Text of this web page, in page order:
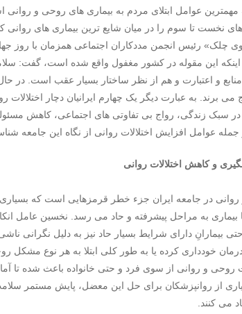
مهمترین عوامل ابتلای مردم به بیماری های روحی و
نخست تا سوم را در میان شایع ترین بیماری های روانی
چلک» رئیس انجمن مددکاران اجتماعی همزمان با روز
اینکه این مقوله در کشور مغفول واقع شده است، گفت:
می برند. به عبارت دیگر یک چهارم ایرانیان دچار اختلالات
سبک زندگی، رواج بی تفاوتی های اجتماعی، کاهش
جمله عوامل افزایش اختلالات روانی از نگاه این جامعه
و کاهش اختلالات روانی
در جامعه ایران جزء خطر قرمزهایی است که بسیاری
بیماری به مراحل پیشرفته و حاد می رسد. نخسین عامل
بیمارانِ دارای شرایط بسیار حاد نیز به دلیل نگرانی
خودداری کرده یا به طور کلی ابتلا به هر نوع مشکل
روحی و روانی از سوی فرد و حتی خانواده باعث شده تا
از روانپزشکان برای حل این معضل، پایش مستمر
می کنند.